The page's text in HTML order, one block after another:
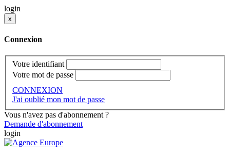
login
x
Connexion
Votre identifiant
Votre mot de passe
CONNEXION
J'ai oublié mon mot de passe
Vous n'avez pas d'abonnement ?
Demande d'abonnement
login